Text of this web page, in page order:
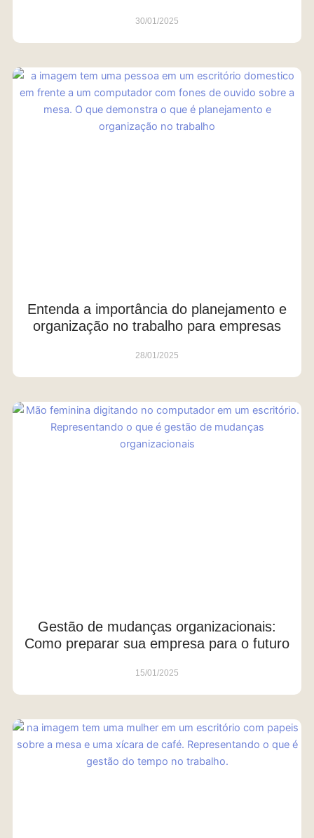
30/01/2025
Entenda a importância do planejamento e
organização no trabalho para empresas
28/01/2025
Gestão de mudanças organizacionais:
Como preparar sua empresa para o futuro
15/01/2025